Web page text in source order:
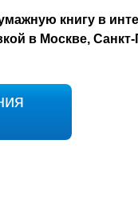
книгу в
в Москве, Санкт-